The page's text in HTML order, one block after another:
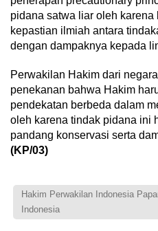
pidana satwa liar oleh karena
kepastian ilmiah antara
dengan dampaknya kepada
Perwakilan Hakim dari
penekanan bahwa Hakim
pendekatan berbeda dalam
oleh karena tindak pidana ini
pandang konservasi serta
(KP/03)
Hakim Perwakilan Indonesia
Indonesia